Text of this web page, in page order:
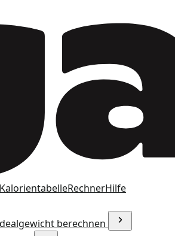
KalorientabelleRechnerHilfe
berechnen